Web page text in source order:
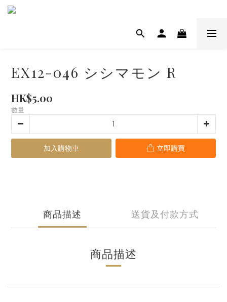
EX12-046 シシマモン R
HK$5.00
數量
加入購物車 立即購買
商品描述 送貨及付款方式
商品描述